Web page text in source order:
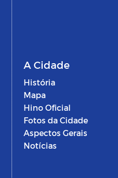
A Cidade
História
Mapa
Hino Oficial
Fotos da Cidade
Aspectos Gerais
Notícias